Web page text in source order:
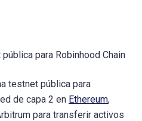
para Robinhood Chain
testnet pública para
de capa 2 en Ethereum,
para transferir activos